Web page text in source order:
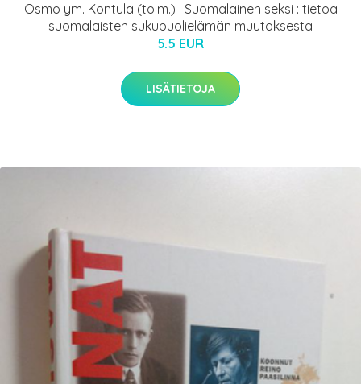
Osmo ym. Kontula (toim.) : Suomalainen seksi : tietoa
suomalaisten sukupuolielämän muutoksesta
5.5 EUR
LISÄTIETOJA